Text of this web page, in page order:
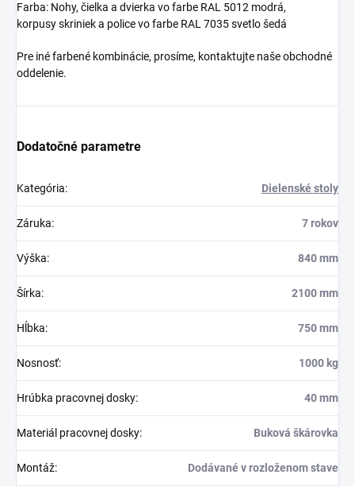
Farba: Nohy, čielka a dvierka vo farbe RAL 5012 modrá,
korpusy skriniek a police vo farbe RAL 7035 svetlo šedá
Pre iné farbené kombinácie, prosíme, kontaktujte naše obchodné
oddelenie.
Dodatočné parametre
Kategória: Dielenské stoly
Záruka: 7 rokov
Výška: 840 mm
Šírka: 2100 mm
Hĺbka: 750 mm
Nosnosť: 1000 kg
Hrúbka pracovnej dosky: 40 mm
Materiál pracovnej dosky: Buková škárovka
Montáž: Dodávané v rozloženom stave